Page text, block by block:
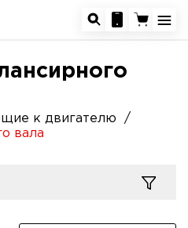
к двигателю
вала